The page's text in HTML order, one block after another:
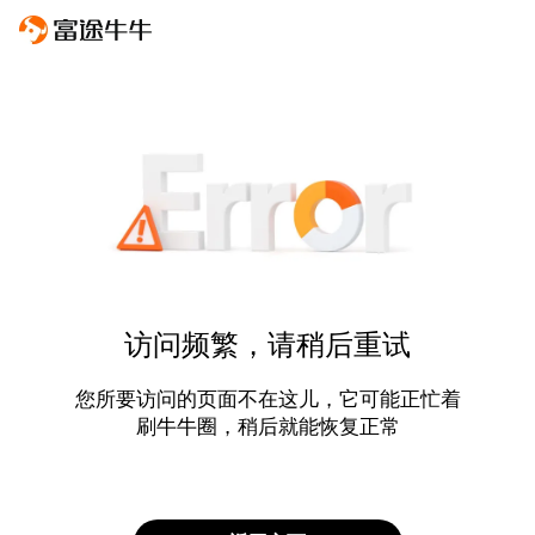
访问频繁，请稍后重试
您所要访问的页面不在这儿，它可能正忙着
刷牛牛圈，稍后就能恢复正常